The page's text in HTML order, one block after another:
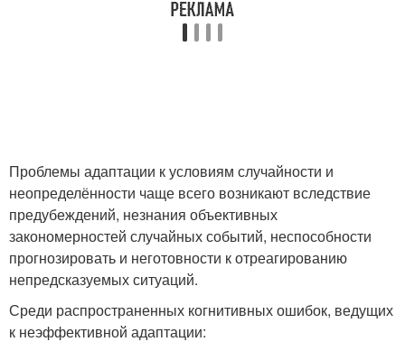
Проблемы адаптации к условиям случайности и
неопределённости чаще всего возникают вследствие
предубеждений, незнания объективных
закономерностей случайных событий, неспособности
прогнозировать и неготовности к отреагированию
непредсказуемых ситуаций.
Среди распространенных когнитивных ошибок, ведущих
к неэффективной адаптации: